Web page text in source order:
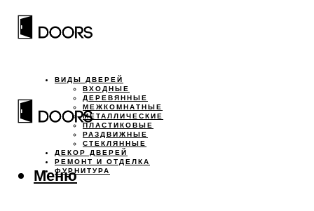
ВИДЫ ДВЕРЕЙ
ВХОДНЫЕ
ДЕРЕВЯННЫЕ
МЕЖКОМНАТНЫЕ
МЕТАЛЛИЧЕСКИЕ
ПЛАСТИКОВЫЕ
РАЗДВИЖНЫЕ
СТЕКЛЯННЫЕ
ДЕКОР ДВЕРЕЙ
РЕМОНТ И ОТДЕЛКА
ФУРНИТУРА
Меню